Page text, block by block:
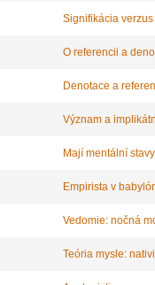
Signifikácia
O referencii a
Denotace a
Význam a
Mají mentální
Empirista v
Vedomie: nočná
Teória mysle: